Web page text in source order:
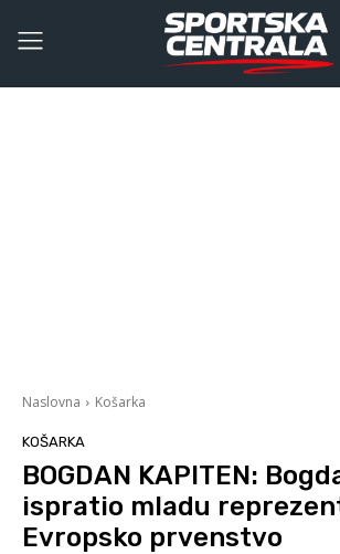
Naslovna Košarka
KOŠARKA
BOGDAN KAPITEN:
ispratio mladu
Evropsko prvenstvo